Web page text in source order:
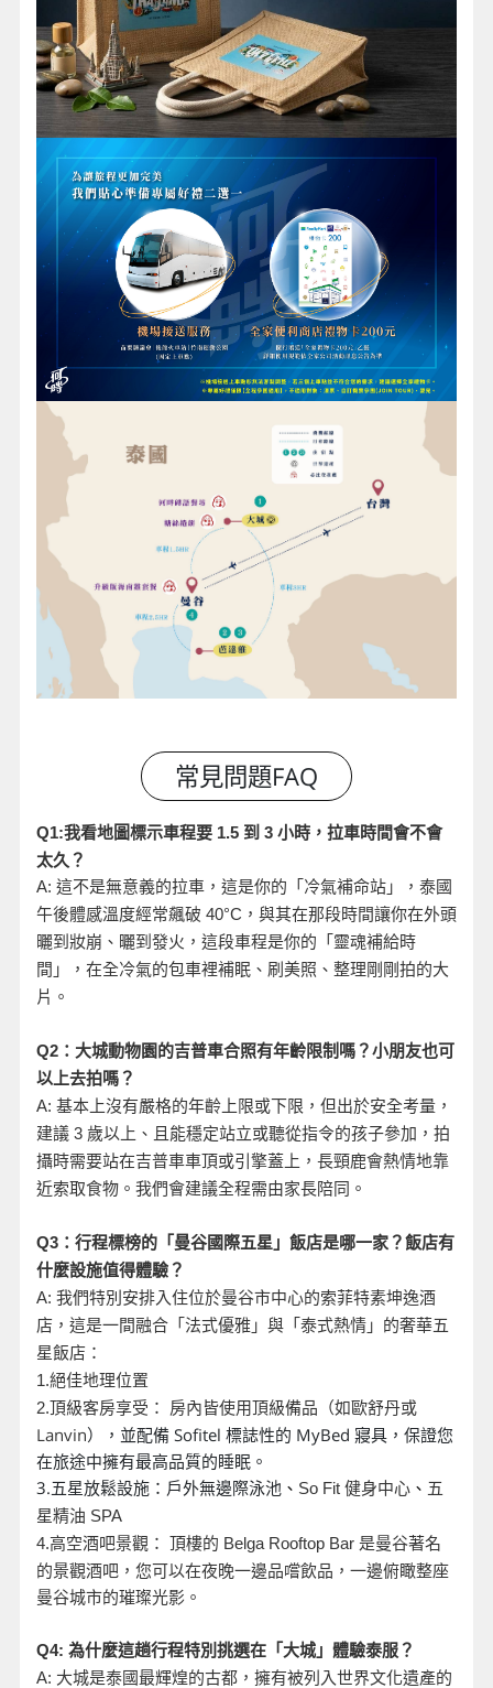
Q1:我看地圖標示車程要 1.5 到 3 小時，拉車時間會不會
太久？
A: 這不是無意義的拉車，這是你的「冷氣補命站」，泰國
午後體感溫度經常飆破 40°C ，與其在那段時間讓你在外頭
曬到妝崩、曬到發火，這段車程是你的「靈魂補給時
間」，在全冷氣的包車裡補眠、刷美照、整理剛剛拍的大
片。
Q2：大城動物園的吉普車合照有年齡限制嗎？小朋友也可
以上去拍嗎？
A: 基本上沒有嚴格的年齡上限或下限，但出於安全考量，
建議 3 歲以上、且能穩定站立或聽從指令的孩子參加，拍
攝時需要站在吉普車車頂或引擎蓋上，長頸鹿會熱情地靠
近索取食物。我們會建議全程需由家長陪同。
Q3：行程標榜的「曼谷國際五星」飯店是哪一家？飯店有
什麼設施值得體驗？
A: 我們特別安排入住位於曼谷市中心的索菲特素坤逸酒
店，這是一間融合「法式優雅」與「泰式熱情」的奢華五
星飯店：
1.絕佳地理位置
2.頂級客房享受： 房內皆使用頂級備品（如歐舒丹或
Lanvin），並配備 Sofitel 標誌性的 MyBed 寢具，保證您
在旅途中擁有最高品質的睡眠。
3.五星放鬆設施：戶外無邊際泳池 、 So Fit 健身中心、 五
星精油 SPA
4.高空酒吧景觀： 頂樓的 Belga Rooftop Bar 是曼谷著名
的景觀酒吧，您可以在夜晚一邊品嚐飲品，一邊俯瞰整座
曼谷城市的璀璨光影。
Q4: 為什麼這趟行程特別挑選在「大城」體驗泰服？
A: 大城是泰國最輝煌的古都，擁有被列入世界文化遺產的